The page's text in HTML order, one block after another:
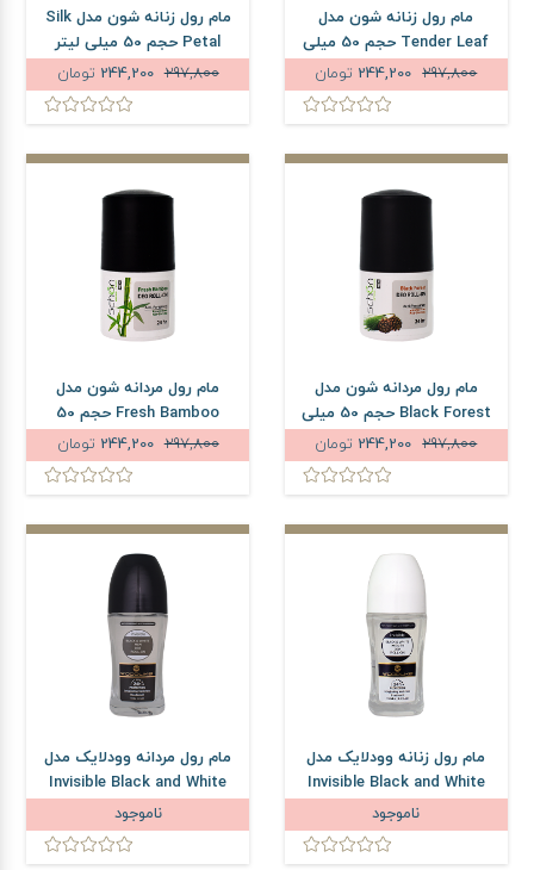
مام رول زنانه شون مدل
Tender Leaf حجم 50 میلی
لیتر
297,800 تومان
مام رول زنانه شون مدل Silk
Petal حجم 50 میلی لیتر
297,800
244,200 تومان
مام رول مردانه شون مدل
Black Forest حجم 50 میلی
لیتر
297,800 تومان
مام رول مردانه شون مدل
Fresh Bamboo حجم 50
میلی لیتر297,800
244,200 تومان
مام رول زنانه وودلایک مدل
Invisible Black and White
ناموجود
مام رول مردانه وودلایک مدل
Invisible Black and White
ناموجود